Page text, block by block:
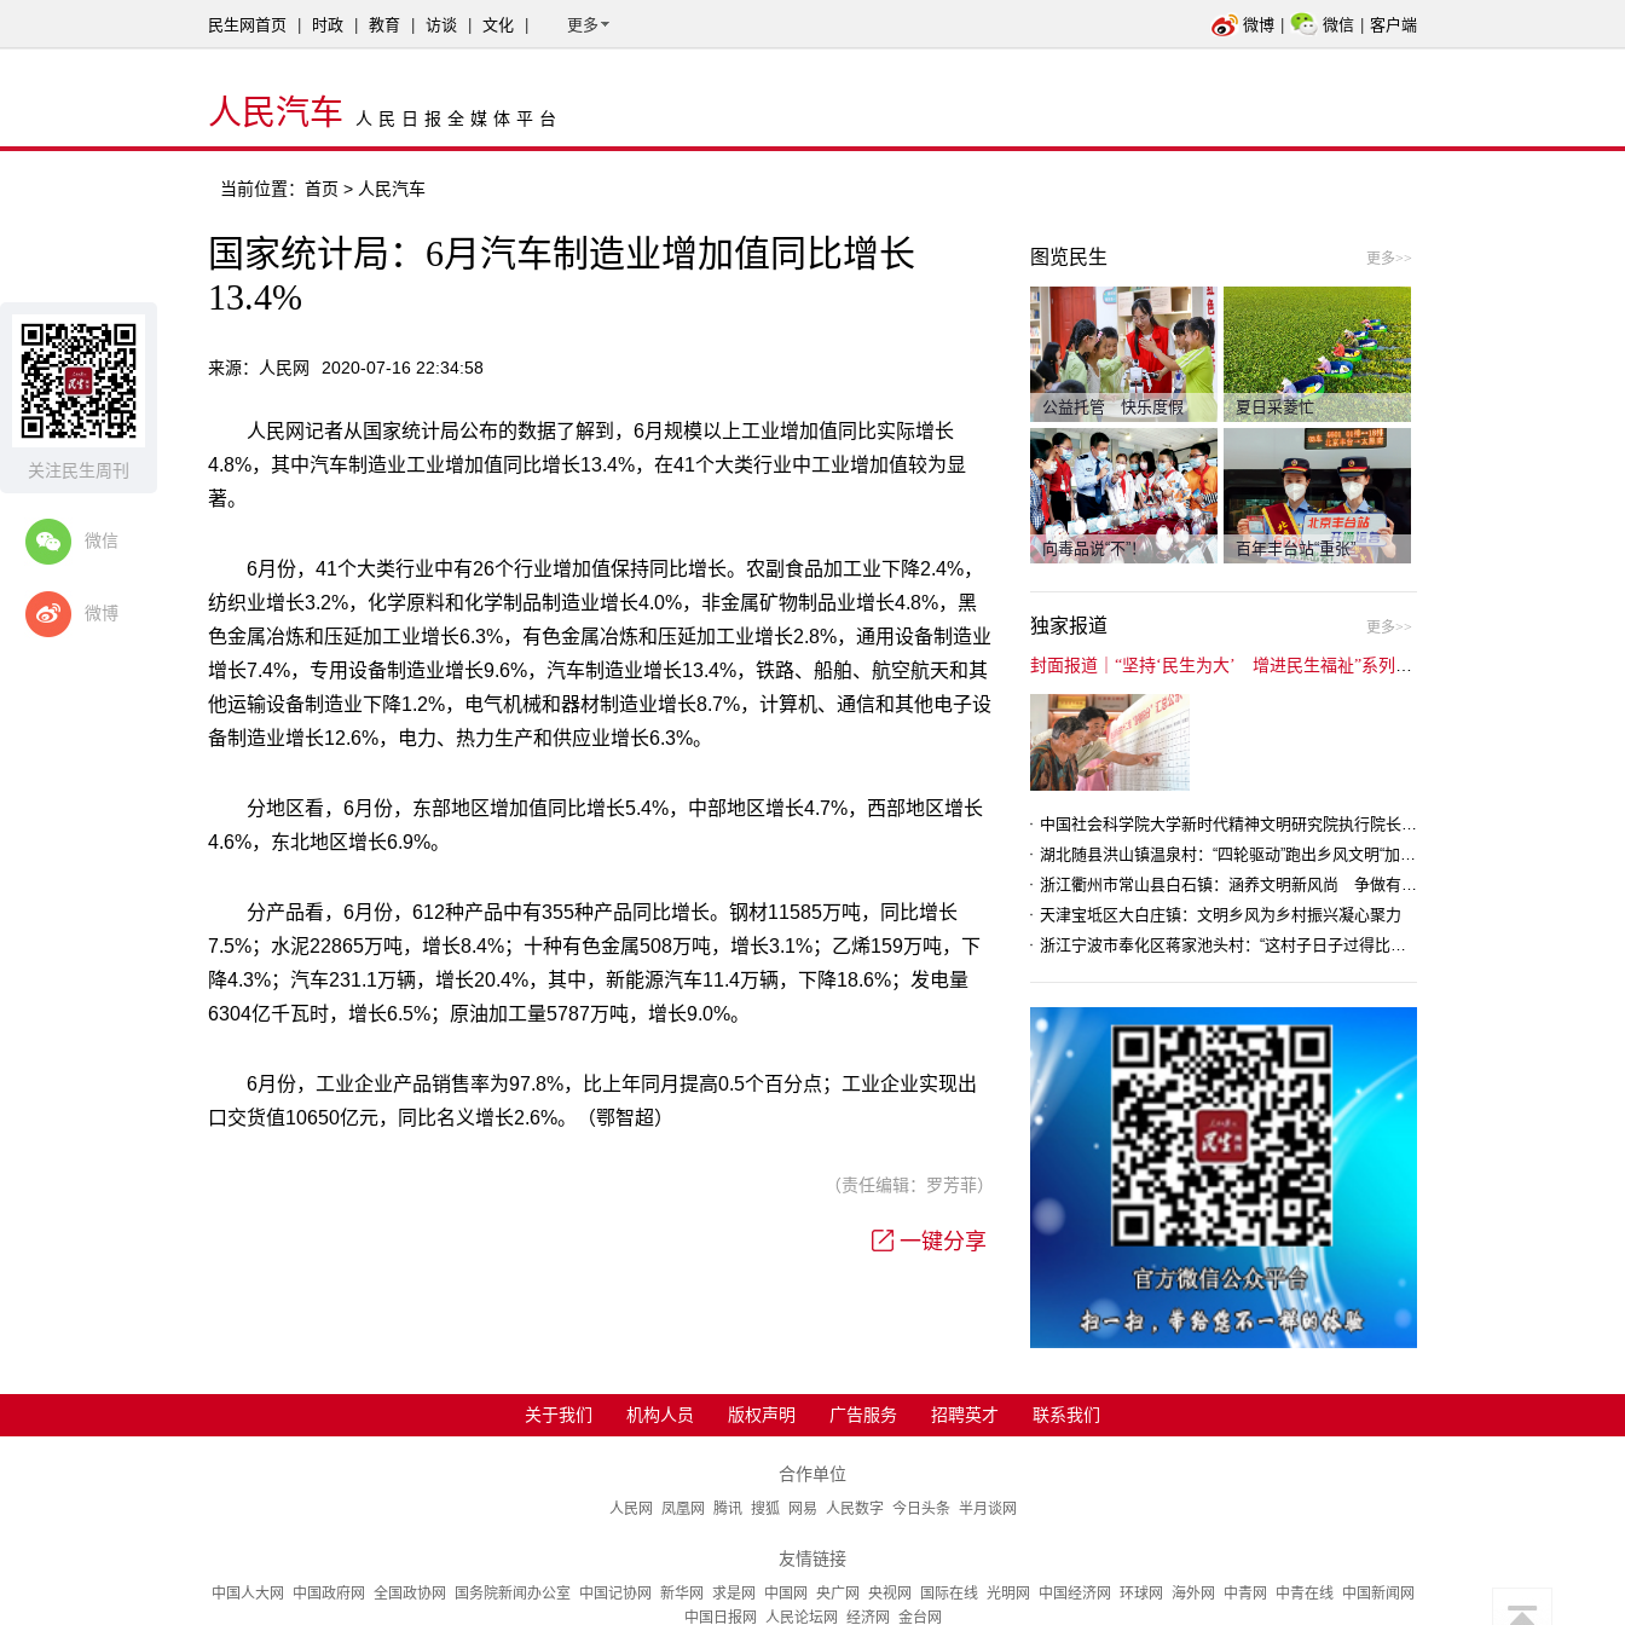
关注民生周刊
微信
微博
民生网首页 时政 教育 访谈 文化 更多 微博 微信 客户端
人民汽车 人民日报全媒体平台
当前位置： 首页 > 人民汽车
国家统计局：6月汽车制造业增加值同比增长
13.4%
来源：人民网 2020-07-16 22:34:58
人民网记者从国家统计局公布的数据了解到，6月规模以上工业增加值同比实际增长
4.8%，其中汽车制造业工业增加值同比增长13.4%，在41个大类行业中工业增加值较为显
著。
6月份，41个大类行业中有26个行业增加值保持同比增长。农副食品加工业下降2.4%，
纺织业增长3.2%，化学原料和化学制品制造业增长4.0%，非金属矿物制品业增长4.8%，黑
色金属冶炼和压延加工业增长6.3%，有色金属冶炼和压延加工业增长2.8%，通用设备制造业
增长7.4%，专用设备制造业增长9.6%，汽车制造业增长13.4%，铁路、船舶、航空航天和其
他运输设备制造业下降1.2%，电气机械和器材制造业增长8.7%，计算机、通信和其他电子设
备制造业增长12.6%，电力、热力生产和供应业增长6.3%。
分地区看，6月份，东部地区增加值同比增长5.4%，中部地区增长4.7%，西部地区增长
4.6%，东北地区增长6.9%。
分产品看，6月份，612种产品中有355种产品同比增长。钢材11585万吨，同比增长
7.5%；水泥22865万吨，增长8.4%；十种有色金属508万吨，增长3.1%；乙烯159万吨，下
降4.3%；汽车231.1万辆，增长20.4%，其中，新能源汽车11.4万辆，下降18.6%；发电量
6304亿千瓦时，增长6.5%；原油加工量5787万吨，增长9.0%。
6月份，工业企业产品销售率为97.8%，比上年同月提高0.5个百分点；工业企业实现出
口交货值10650亿元，同比名义增长2.6%。
（鄂智超）
（责任编辑：罗芳菲）
一键分享
图览民生 更多>>
公益托管 快乐度假 夏日采菱忙
向毒品说“不”！ 百年丰台站“重张”
独家报道 更多>>
中国社会科学院大学新时代精神文明研究院执行院长王维国：文明村镇创建为乡村注入持久发展动力
湖北随县洪山镇温泉村：“四轮驱动”跑出乡风文明“加速度”
浙江衢州市常山县白石镇：涵养文明新风尚 争做有礼白石人
天津宝坻区大白庄镇：文明乡风为乡村振兴凝心聚力
浙江宁波市奉化区蒋家池头村：“这村子日子过得比城里还舒心”
关于我们 机构人员 版权声明 广告服务 招聘英才 联系我们
合作单位
人民网 凤凰网 腾讯 搜狐 网易 人民数字 今日头条 半月谈网
友情链接
中国人大网 中国政府网 全国政协网 国务院新闻办公室 中国记协网 新华网 求是网 中国网 央广网 央视网 国际在线 光明网 中国经济网 环球网 海外网 中青网 中青在线
中国新闻网
中国日报网
人民论坛网 经济网 金台网